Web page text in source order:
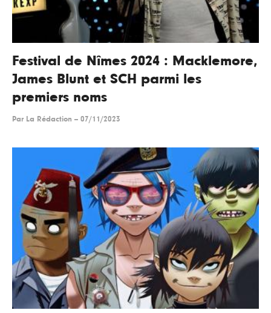
Festival de Nîmes 2024 : Macklemore,
James Blunt et SCH parmi les
premiers noms
Par La Rédaction -- 07/11/2023